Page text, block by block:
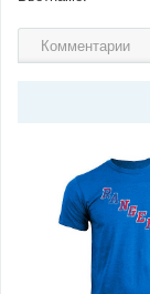
Комментарии